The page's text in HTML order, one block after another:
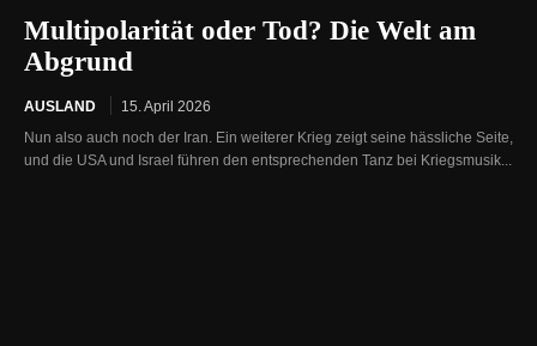
Multipolarität oder Tod? Die Welt am
Abgrund
AUSLAND
15. April 2026
Nun also auch noch der Iran. Ein weiterer Krieg zeigt seine hässliche Seite,
und die USA und Israel führen den entsprechenden Tanz bei Kriegsmusik...